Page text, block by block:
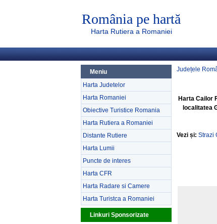
România pe hartă
Harta Rutiera a Romaniei
Meniu
Harta Judetelor
Harta Romaniei
Obiective Turistice Romania
Harta Rutiera a Romaniei
Distante Rutiere
Harta Lumii
Puncte de interes
Harta CFR
Harta Radare si Camere
Harta Turistca a Romaniei
Linkuri Sponsorizate
Județele
Harta Cailor
localitatea
Vezi și: Strazi